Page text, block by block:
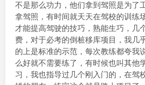
不是那么功力，他们拿到驾照是为了
拿驾照，有时间就天天在驾校的训练
才能提高驾驶的技巧，熟能生巧，几
费，对于必考的倒桩移库项目，我几
的上是标准的示范，每次教练都夸我
么好就不需要练了，有时候也叫其他
习，我也指导过几个刚入门的，在驾